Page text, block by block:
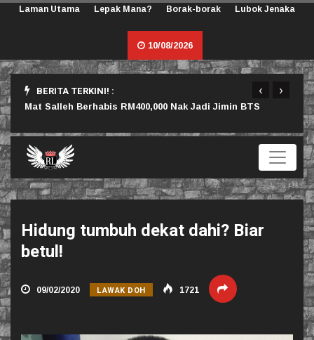
Laman Utama Lepak Mana? Borak-borak Lubok Jenaka
10/08/2026
BERITA TERKINI! :
Mat Salleh Berhabis RM400,000 Nak Jadi Jimin BTS
‹ ›
Hidung tumbuh dekat dahi? Biar
betul!
09/02/2020 LAWAK DOH 1721